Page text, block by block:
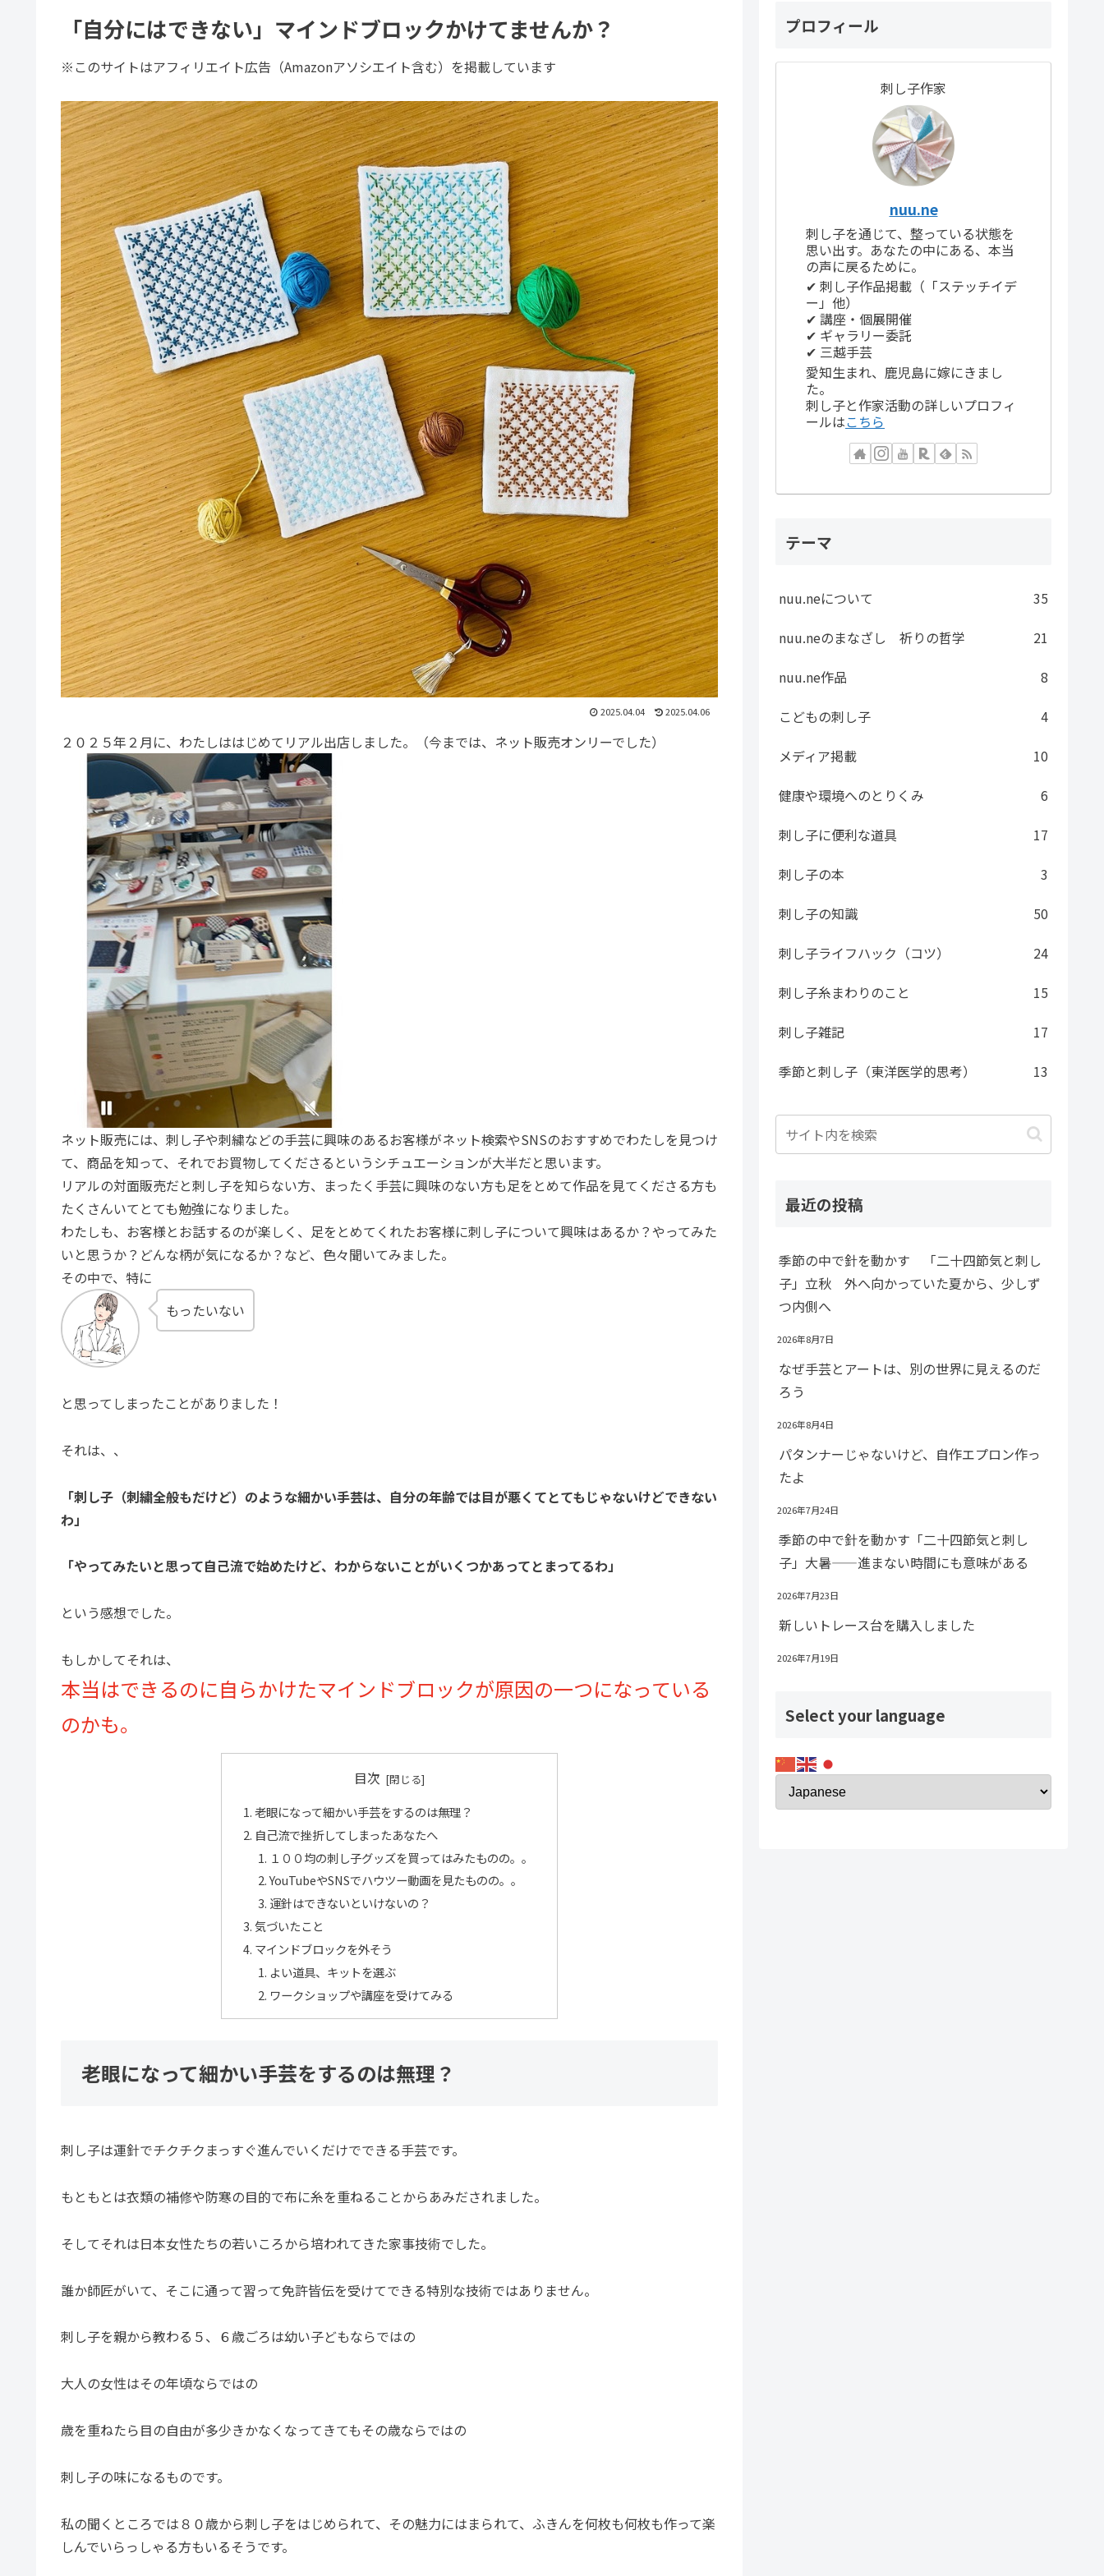
「自分にはできない」マインドブロックかけてませんか？
※このサイトはアフィリエイト広告（Amazonアソシエイト含む）を掲載しています
2025.04.04 2025.04.06
２０２５年２月に、わたしははじめてリアル出店しました。（今までは、ネット販売オンリーでした）
ネット販売には、刺し子や刺繍などの手芸に興味のあるお客様がネット検索やSNSのおすすめでわたしを見つけ
て、商品を知って、それでお買物してくださるというシチュエーションが大半だと思います。
リアルの対面販売だと刺し子を知らない方、まったく手芸に興味のない方も足をとめて作品を見てくださる方も
たくさんいてとても勉強になりました。
わたしも、お客様とお話するのが楽しく、足をとめてくれたお客様に刺し子について興味はあるか？やってみた
いと思うか？どんな柄が気になるか？など、色々聞いてみました。
その中で、特に
もったいない
と思ってしまったことがありました！
それは、、
「刺し子（刺繍全般もだけど）のような細かい手芸は、自分の年齢では目が悪くてとてもじゃないけどできない
わ」
「やってみたいと思って自己流で始めたけど、わからないことがいくつかあってとまってるわ」
という感想でした。
もしかしてそれは、
本当はできるのに自らかけたマインドブロックが原因の一つになっている
のかも。
目次
老眼になって細かい手芸をするのは無理？
自己流で挫折してしまったあなたへ
１００均の刺し子グッズを買ってはみたものの。。
YouTubeやSNSでハウツー動画を見たものの。。
運針はできないといけないの？
気づいたこと
マインドブロックを外そう
よい道具、キットを選ぶ
ワークショップや講座を受けてみる
老眼になって細かい手芸をするのは無理？
刺し子は運針でチクチクまっすぐ進んでいくだけでできる手芸です。
もともとは衣類の補修や防寒の目的で布に糸を重ねることからあみだされました。
そしてそれは日本女性たちの若いころから培われてきた家事技術でした。
誰か師匠がいて、そこに通って習って免許皆伝を受けてできる特別な技術ではありません。
刺し子を親から教わる５、６歳ごろは幼い子どもならではの
大人の女性はその年頃ならではの
歳を重ねたら目の自由が多少きかなくなってきてもその歳ならではの
刺し子の味になるものです。
私の聞くところでは８０歳から刺し子をはじめられて、その魅力にはまられて、ふきんを何枚も何枚も作って楽
しんでいらっしゃる方もいるそうです。
プロフィール
刺し子作家
nuu.ne
刺し子を通じて、整っている状態を
思い出す。あなたの中にある、本当
の声に戻るために。
✔ 刺し子作品掲載（「ステッチイデ
ー」他）
✔ 講座・個展開催
✔ ギャラリー委託
✔ 三越手芸
愛知生まれ、鹿児島に嫁にきまし
た。
刺し子と作家活動の詳しいプロフィ
ールはこちら
テーマ
nuu.neについて
35
nuu.neのまなざし 祈りの哲学
21
nuu.ne作品
8
こどもの刺し子
4
メディア掲載
10
健康や環境へのとりくみ
6
刺し子に便利な道具
17
刺し子の本
3
刺し子の知識
50
刺し子ライフハック（コツ）
24
刺し子糸まわりのこと
15
刺し子雑記
17
季節と刺し子（東洋医学的思考）
13
最近の投稿
季節の中で針を動かす 「二十四節気と刺し
子」立秋 外へ向かっていた夏から、少しず
つ内側へ
2026年8月7日
なぜ手芸とアートは、別の世界に見えるのだ
ろう
2026年8月4日
パタンナーじゃないけど、自作エプロン作っ
たよ
2026年7月24日
季節の中で針を動かす「二十四節気と刺し
子」大暑——進まない時間にも意味がある
2026年7月23日
新しいトレース台を購入しました
2026年7月19日
Select your language